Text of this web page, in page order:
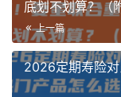
底划不划算？（
上一篇
2026定期寿险